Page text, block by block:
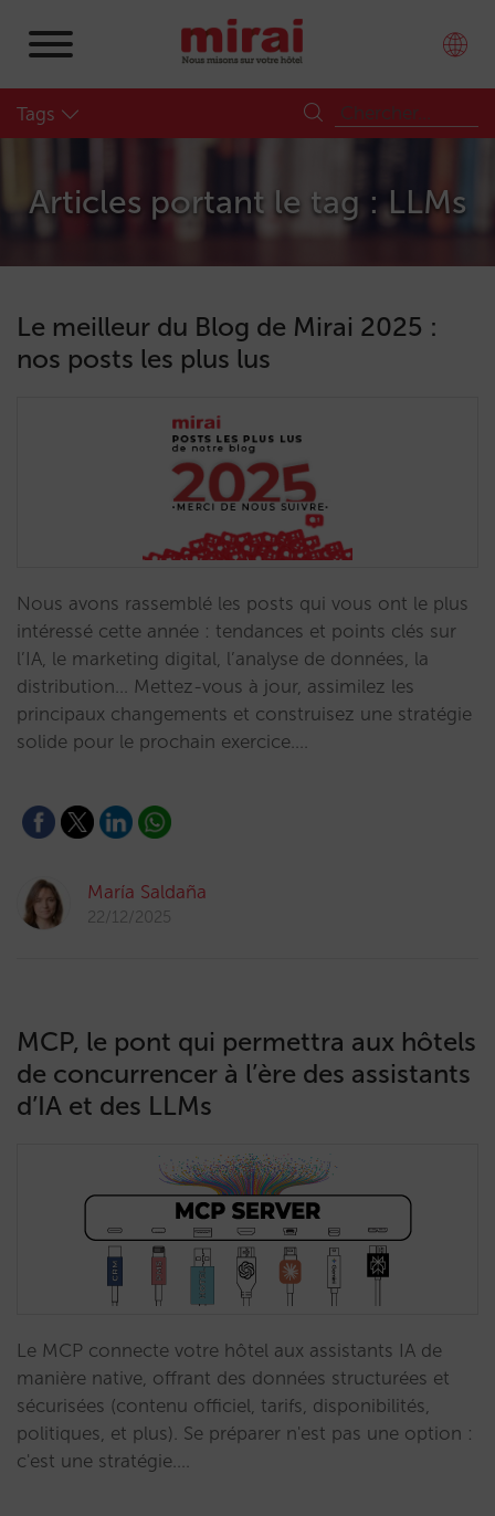
Tags
Articles portant le tag : LLMs
Le meilleur du Blog de Mirai 2025 :
nos posts les plus lus
Nous avons rassemblé les posts qui vous ont le plus
intéressé cette année : tendances et points clés sur
l’IA, le marketing digital, l’analyse de données, la
distribution… Mettez-vous à jour, assimilez les
principaux changements et construisez une stratégie
solide pour le prochain exercice.…
María Saldaña
22/12/2025
MCP, le pont qui permettra aux hôtels
de concurrencer à l’ère des assistants
d’IA et des LLMs
Le MCP connecte votre hôtel aux assistants IA de
manière native, offrant des données structurées et
sécurisées (contenu officiel, tarifs, disponibilités,
politiques, et plus). Se préparer n'est pas une option :
c'est une stratégie.…